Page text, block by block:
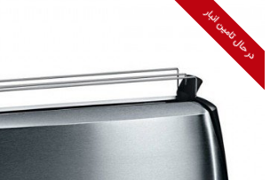
در حال تامین انبار